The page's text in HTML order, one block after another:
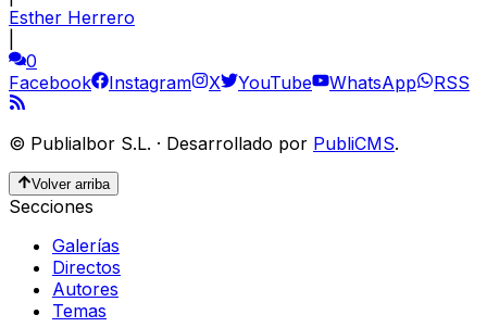
Esther Herrero
0
Facebook
Instagram X YouTube WhatsApp RSS
© Publialbor S.L. · Desarrollado por PubliCMS.
Volver arriba
Secciones
Galerías
Directos
Autores
Temas